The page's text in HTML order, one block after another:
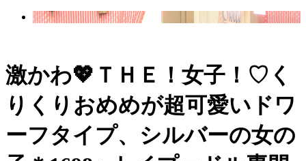
激かわ💖ＴＨＥ！女子！♡く
りくりおめめが超可愛いドワ
ーフタイプ、シルバーの女の